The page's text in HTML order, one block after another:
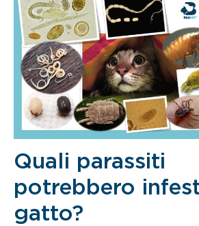
Quali parassiti
potrebbero
gatto?